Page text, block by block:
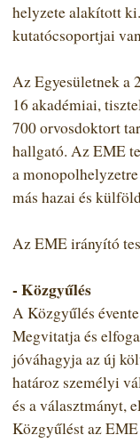
helyzete alakított
kutatócsoportjai
Az Egyesületnek a
16 akadémiai,
700 orvosdoktort
hallgató. Az EME
a
más hazai és
Az EME irányító
- Közgyűlés
A Közgyűlés
Megvitatja és
jóváhagyja az új
határoz személyi
és a választmányt,
Közgyűlést az